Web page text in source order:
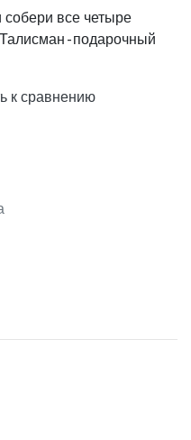
все четыре
- подарочный
к сравнению